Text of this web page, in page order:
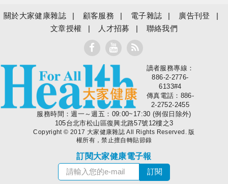
關於大家健康雜誌 顧客服務 電子雜誌
廣告刊登
文章授權
人才招募 聯絡我們
大家健康
讀者服務專線：
886-2-2776-
6133#4
傳真電話：886-
2-2752-2455
服務時間：週一～週五：09:00~17:30 (例假日除外)
105台北市松山區復興北路57號12樓之3
Copyright © 2017 大家健康雜誌 All Rights Reserved. 版
權所有，禁止擅自轉貼節錄
訂閱大家健康電子報